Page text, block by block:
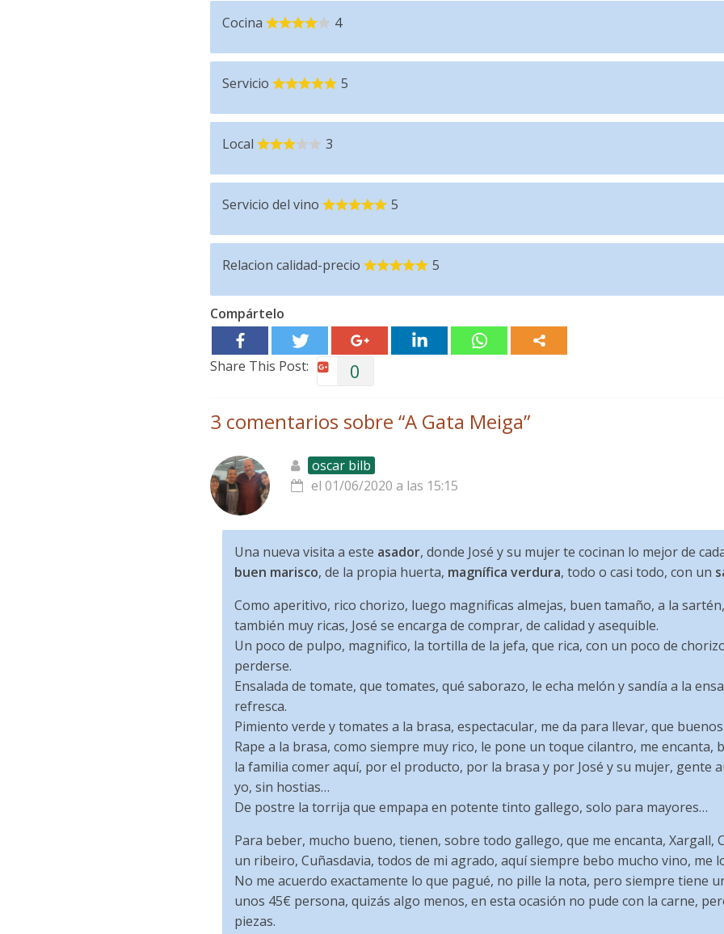
Cocina 4
Servicio 5
Local 3
Servicio del vino 5
Relacion calidad-precio 5
Compártelo
Share This Post: 0
3 comentarios sobre “A Gata Meiga”
oscar bilb
el 01/06/2020 a las 15:15
Una nueva visita a este asador, donde José y su mujer te cocinan lo mejor de
buen marisco, de la propia huerta, magnífica verdura, todo o casi todo, con un
Como aperitivo, rico chorizo, luego magnificas almejas, buen tamaño, a la
también muy ricas, José se encarga de comprar, de calidad y asequible.
Un poco de pulpo, magnifico, la tortilla de la jefa, que rica, con un poco de
perderse.
Ensalada de tomate, que tomates, qué saborazo, le echa melón y sandía a la
refresca.
Pimiento verde y tomates a la brasa, espectacular, me da para llevar, que
Rape a la brasa, como siempre muy rico, le pone un toque cilantro, me encanta,
la familia comer aquí, por el producto, por la brasa y por José y su mujer, gente
yo, sin hostias…
De postre la torrija que empapa en potente tinto gallego, solo para mayores…
Para beber, mucho bueno, tienen, sobre todo gallego, que me encanta, Xargall,
un ribeiro, Cuñasdavia, todos de mi agrado, aquí siempre bebo mucho vino, me
No me acuerdo exactamente lo que pagué, no pille la nota, pero siempre tiene
unos 45€ persona, quizás algo menos, en esta ocasión no pude con la carne,
piezas.